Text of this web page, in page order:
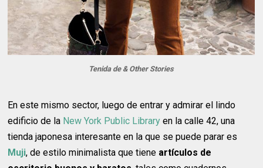
Tenida de & Other Stories
En este mismo sector, luego de entrar y admirar el lindo
edificio de la New York Public Library en la calle 42, una
tienda japonesa interesante en la que se puede parar es
Muji, de estilo minimalista que tiene artículos de